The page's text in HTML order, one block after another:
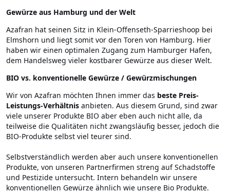
Gewürze aus Hamburg und der Welt
Azafran hat seinen Sitz in Klein-Offenseth-Sparrieshoop bei
Elmshorn und liegt somit vor den Toren von Hamburg. Hier
haben wir einen optimalen Zugang zum Hamburger Hafen,
dem Handelsweg vieler kostbarer Gewürze aus dieser Welt.
BIO vs. konventionelle Gewürze / Gewürzmischungen
Wir von Azafran möchten Ihnen immer das beste Preis-
Leistungs-Verhältnis anbieten. Aus diesem Grund, sind zwar
viele unserer Produkte BIO aber eben auch nicht alle, da
teilweise die Qualitäten nicht zwangsläufig besser, jedoch die
BIO-Produkte selbst viel teurer sind.
Selbstverständlich werden aber auch unsere konventionellen
Produkte, von unseren Partnerfirmen streng auf Schadstoffe
und Pestizide untersucht. Intern behandeln wir unsere
konventionellen Gewürze ähnlich wie unsere Bio Produkte.